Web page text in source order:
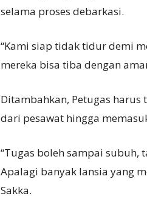
selama proses debarkasi.
“Kami siap tidak tidur demi
mereka bisa tiba dengan
Ditambahkan, Petugas
dari pesawat hingga
“Tugas boleh sampai subuh,
Apalagi banyak lansia yang
Sakka.